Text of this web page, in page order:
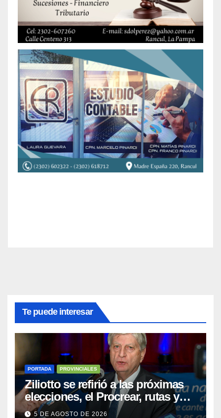
Te puede interesar
PORTADA PROVINCIALES
Ziliotto se refirió a las próximas
elecciones, el Procrear, rutas y
Vaca Muerta
5 DE AGOSTO DE 2026